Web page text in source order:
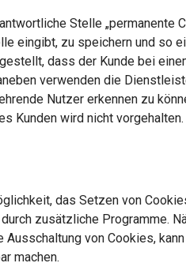
Stelle
eingibt, zu speichern und so
dass der Kunde bei
verwenden die
Nutzer erkennen zu
Kunden wird nicht vorgehalten.
das Setzen von
zusätzliche Programme.
Ausschaltung von Cookies,
machen.